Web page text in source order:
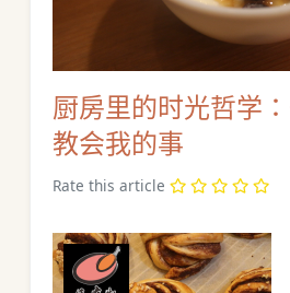
厨房里的时光哲学
教会我的事
Rate this article